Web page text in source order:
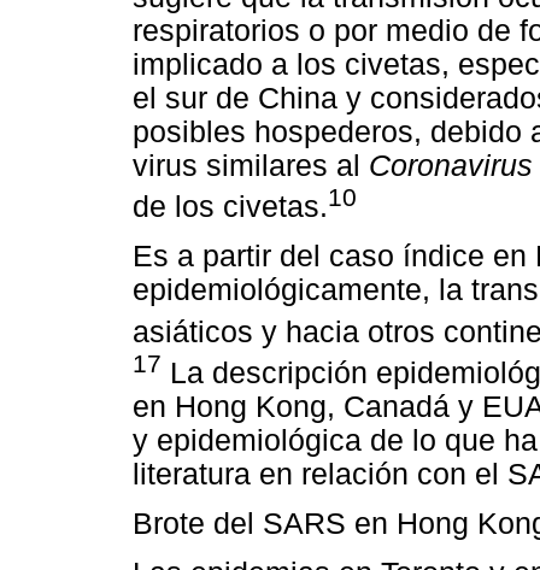
respiratorios o por medio de
implicado a los civetas,
el sur de China y
posibles hospederos, debido
virus similares al Coronavirus
de los civetas.10
Es a partir del caso índice
epidemiológicamente, la
asiáticos y hacia otros
17 La descripción
en Hong Kong, Canadá y
y epidemiológica de lo que
literatura en relación con el
Brote del SARS en Hong